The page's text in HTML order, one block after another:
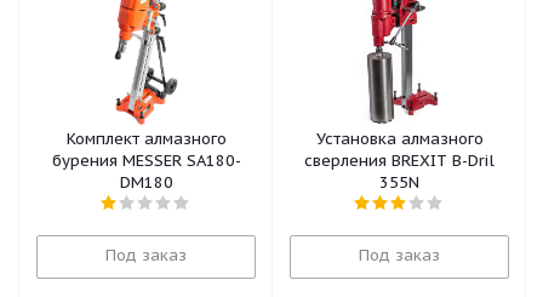
Комплект алмазного
бурения MESSER SA180-
DM180
Под заказ
Установка алмазного
сверления BREXIT B-Dril
355N
Под заказ